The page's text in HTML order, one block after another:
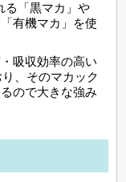
る「黒マカ」や
有機マカ」を使
吸収効率の高い
、そのマカック
ので大きな強み